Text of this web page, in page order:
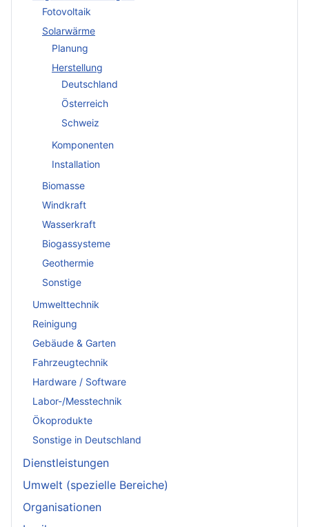
Fotovoltaik
Solarwärme
Planung
Herstellung
Deutschland
Österreich
Schweiz
Komponenten
Installation
Biomasse
Windkraft
Wasserkraft
Biogassysteme
Geothermie
Sonstige
Umwelttechnik
Reinigung
Gebäude & Garten
Fahrzeugtechnik
Hardware / Software
Labor-/Messtechnik
Ökoprodukte
Sonstige in Deutschland
Dienstleistungen
Umwelt (spezielle Bereiche)
Organisationen